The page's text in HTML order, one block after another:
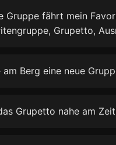
Gruppe fährt mein
Grupetto,
am Berg eine neue
Grupetto nahe am